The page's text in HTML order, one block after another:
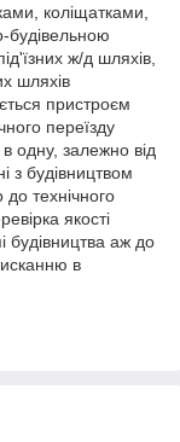
коліщатками,
будівельною
ж/д шляхів,
шляхів
пристроєм
переїзду
одну, залежно від
з будівництвом
до технічного
якості
будівництва аж до
в